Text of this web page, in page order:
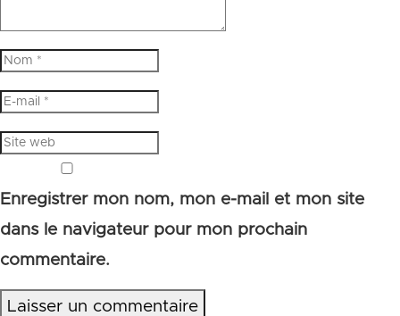
Enregistrer mon nom, mon e-mail et mon site
dans le navigateur pour mon prochain
commentaire.
Laisser un commentaire